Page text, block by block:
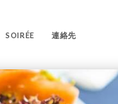
SOIRÉE 連絡先